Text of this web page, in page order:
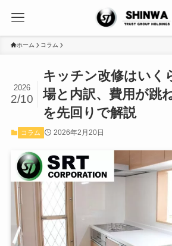
ホーム コラム
キッチン改修はいく
場と内訳、費用が跳
を先回りで解説
2026
2/10
コラム 2026年2月20日